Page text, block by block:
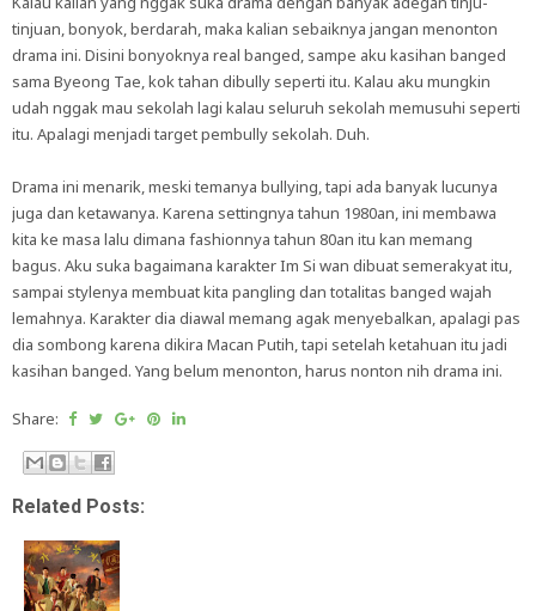
tinjuan, bonyok, berdarah, maka kalian sebaiknya jangan menonton
drama ini. Disini bonyoknya real banged, sampe aku kasihan banged
sama Byeong Tae, kok tahan dibully seperti itu. Kalau aku mungkin
udah nggak mau sekolah lagi kalau seluruh sekolah memusuhi seperti
itu. Apalagi menjadi target pembully sekolah. Duh.
Drama ini menarik, meski temanya bullying, tapi ada banyak lucunya
juga dan ketawanya. Karena settingnya tahun 1980an, ini membawa
kita ke masa lalu dimana fashionnya tahun 80an itu kan memang
bagus. Aku suka bagaimana karakter Im Si wan dibuat semerakyat itu,
sampai stylenya membuat kita pangling dan totalitas banged wajah
lemahnya. Karakter dia diawal memang agak menyebalkan, apalagi pas
dia sombong karena dikira Macan Putih, tapi setelah ketahuan itu jadi
kasihan banged. Yang belum menonton, harus nonton nih drama ini.
Share:
Related Posts: